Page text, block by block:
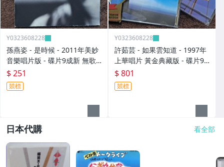
Y0323608228
孫燕姿 - 是時候 - 2011年美妙
音樂唱片版 - 碟片9成新 無歌
$ 251
競標
Y0323608228
許茹芸 - 如果雲知道 - 1997年
上華唱片 黃金典藏版 - 碟片9
成新 附外紙盒+寫真年曆 - 801
元起標 大
$ 801
競標
日本代購 看全部